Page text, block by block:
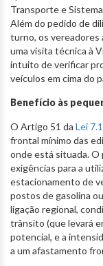
Transporte e
Além do pedido de
turno, os vereadores
uma visita técnica à
intuito de verificar
veículos em cima do
Benefício às
O Artigo 51 da Lei
frontal mínimo das
onde está situada. O
exigências para a
estacionamento de
postos de gasolina
ligação regional,
trânsito (que levará
potencial, e a
a um afastamento